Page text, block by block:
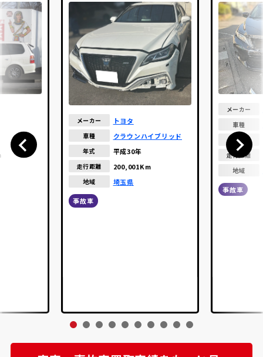
メーカー トヨタ
車種 クラウンハイブリッド
年式 平成30年
走行距離 200,001Km
地域 埼玉県
事故車
メーカー
車種
年式
走行距離
地域
事故車